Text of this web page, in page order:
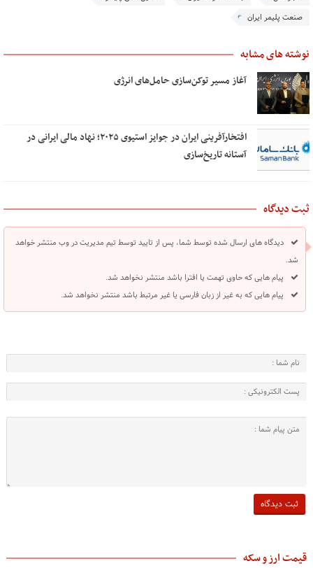
صنعت پلیمر ایران
نوشته های مشابه
آغاز مسیر توکن‌سازی حامل‌های انرژی
افتخارآفرینی ایران در جوایز استیوی ۲۰۲۵؛ نهاد مالی ایرانی در
آستانه تاریخ‌سازی
ثبت دیدگاه
دیدگاه های ارسال شده توسط شما، پس از تایید توسط تیم مدیریت در وب منتشر خواهد
شد.
پیام هایی که حاوی تهمت یا افترا باشد منتشر نخواهد شد.
پیام هایی که به غیر از زبان فارسی یا غیر مرتبط باشد منتشر نخواهد شد.
قیمت ارز و سکه